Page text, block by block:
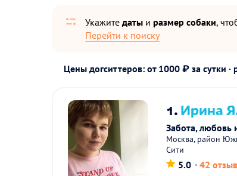
Укажите даты и размер собаки,
Перейти к поиску
Цены догситтеров: от 1000 ₽ за сутки ·
1.Ирина
Забота, любовь
Москва, район
Сити
5.0 42